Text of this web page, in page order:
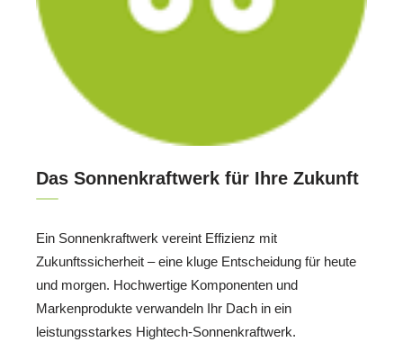
Das Sonnenkraftwerk für Ihre Zukunft
Ein Sonnenkraftwerk vereint Effizienz mit
Zukunftssicherheit – eine kluge Entscheidung für heute
und morgen. Hochwertige Komponenten und
Markenprodukte verwandeln Ihr Dach in ein
leistungsstarkes Hightech-Sonnenkraftwerk.